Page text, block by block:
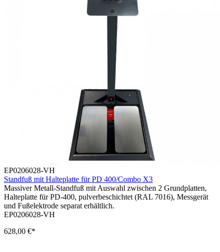
EP0206028-VH
Standfuß mit Halteplatte für PD 400/Combo X3
Massiver Metall-Standfuß mit Auswahl zwischen 2 Grundplatten,
Halteplatte für PD-400, pulverbeschichtet (RAL 7016), Messgerät
und Fußelektrode separat erhältlich.
EP0206028-VH
628,00 €*